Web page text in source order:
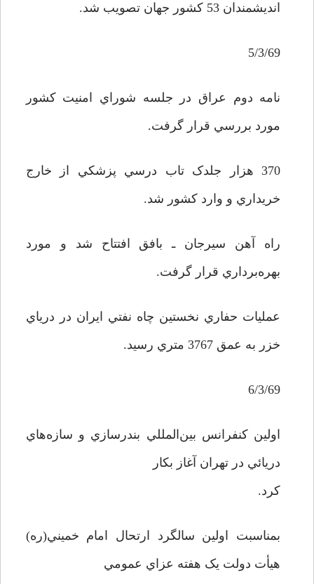
انديشمندان 53 کشور جهان تصويب شد.
5/3/69
نامه دوم عراق در جلسه شوراي امنيت کشور
مورد بررسي قرار گرفت.
370 هزار جلدک تاب درسي پزشکي از خارج
خريداري و وارد کشور شد.
راه آهن سيرجان ـ بافق افتتاح شد و مورد
بهره‌برداري قرار گرفت.
عمليات حفاري نخستين چاه نفتي ايران در درياي
خزر به عمق 3767 متري رسيد.
6/3/69
اولين کنفرانس بين‌المللي بندرسازي و سازه‌هاي
دريائي در تهران آغاز بکار
کرد.
بمناسبت اولين سالگرد ارتحال امام خميني(ره)
هيأت دولت يک هفته عزاي عمومي